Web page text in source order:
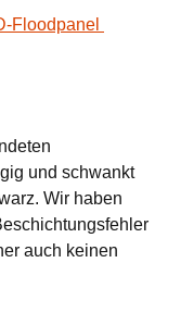
Floodpanel
und schwankt
Wir haben
auch keinen